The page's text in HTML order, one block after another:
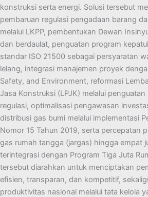
konstruksi serta energi. Solusi tersebut
pembaruan regulasi pengadaan barang
melalui LKPP, pembentukan Dewan
dan berdaulat, penguatan program
standar ISO 21500 sebagai persyaratan
lelang, integrasi manajemen proyek
Safety, and Environment, reformasi
Jasa Konstruksi (LPJK) melalui
regulasi, optimalisasi pengawasan
distribusi gas bumi melalui implementasi
Nomor 15 Tahun 2019, serta percepatan
gas rumah tangga (jargas) hingga empat
terintegrasi dengan Program Tiga Juta
tersebut diarahkan untuk menciptakan
efisien, transparan, dan kompetitif,
produktivitas nasional melalui tata kelola